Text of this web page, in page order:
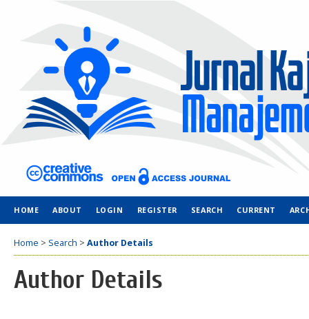
HOME ABOUT LOGIN REGISTER SEARCH CURRENT
Home > Search > Author Details
Author Details